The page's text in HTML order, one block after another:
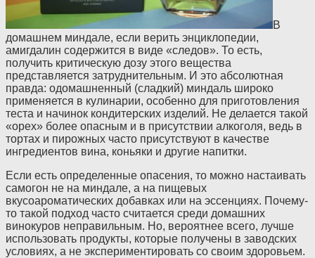
В
домашнем миндале, если верить энциклопедии,
амигдалин содержится в виде «следов». То есть,
получить критическую дозу этого вещества
представляется затруднительным. И это абсолютная
правда: одомашненный (сладкий) миндаль широко
применяется в кулинарии, особенно для приготовления
теста и начинок кондитерских изделий. Не делается такой
«орех» более опасным и в присутствии алкоголя, ведь в
тортах и пирожных часто присутствуют в качестве
ингредиентов вина, коньяки и другие напитки.
Если есть определенные опасения, то можно настаивать
самогон не на миндале, а на пищевых
вкусоароматических добавках или на эссенциях. Почему-
то такой подход часто считается среди домашних
винокуров неправильным. Но, вероятнее всего, лучше
использовать продукты, которые получены в заводских
условиях, а не экспериментировать со своим здоровьем.